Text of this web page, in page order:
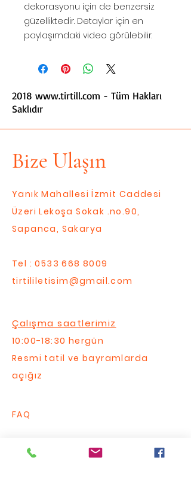
dekorasyonu için de benzersiz
güzelliktedir. Detaylar için en
paylaşımdaki video görülebilir.
2018 www.tirtill.com - Tüm Hakları
Saklıdır
Bize Ulaşın
Yanık Mahallesi İzmit Caddesi
Üzeri Lekoşa Sokak .no.90,
Sapanca, Sakarya
Tel :0533 668 8009
tirtililetisim@gmail.com
Çalışma saatlerimiz
10:00-18:30 hergün
Resmi tatil ve bayramlarda
açığız
FAQ